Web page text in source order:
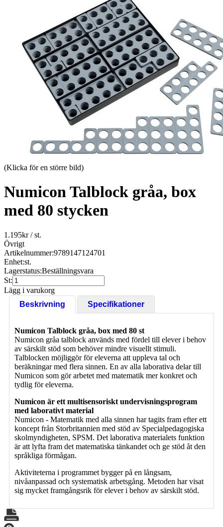
(Klicka för en större bild)
Numicon Talblock gråa, box
med 80 stycken
1.195kr/ st.
Övrigt
Artikelnummer:9789147124701
Enhet:st.
Lagerstatus:Beställningsvara
St:
Lägg i varukorg
Beskrivning
Specifikationer
Numicon Talblock gråa, box med 80 st
Numicon gråa talblock används med fördel till elever i behov
av särskilt stöd som behöver mindre visuellt stimuli.
Talblocken möjliggör för eleverna att uppleva tal och
beräkningar med flera sinnen. En av alla laborativa delar till
Numicon som gör arbetet med matematik mer konkret och
tydlig för eleverna.
Numicon är ett multisensoriskt undervisningsprogram
med laborativt material
Numicon - Matematik med alla sinnen har tagits fram efter ett
koncept från Storbritannien med stöd av Specialpedagogiska
skolmyndigheten, SPSM. Det laborativa materialets funktion
är att lyfta fram det matematiska tänkandet och ge stöd åt den
språkliga förmågan.
Aktiviteterna i programmet bygger på en långsam,
nivåanpassad och systematisk arbetsgång. Metoden har visat
sig mycket framgångsrik för elever i behov av särskilt stöd.